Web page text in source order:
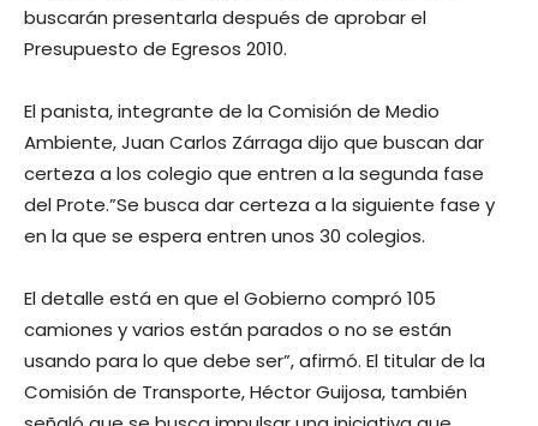
buscarán presentarla después de aprobar el
Presupuesto de Egresos 2010.
El panista, integrante de la Comisión de Medio
Ambiente, Juan Carlos Zárraga dijo que buscan dar
certeza a los colegio que entren a la segunda fase
del Prote.”Se busca dar certeza a la siguiente fase y
en la que se espera entren unos 30 colegios.
El detalle está en que el Gobierno compró 105
camiones y varios están parados o no se están
usando para lo que debe ser”, afirmó. El titular de la
Comisión de Transporte, Héctor Guijosa, también